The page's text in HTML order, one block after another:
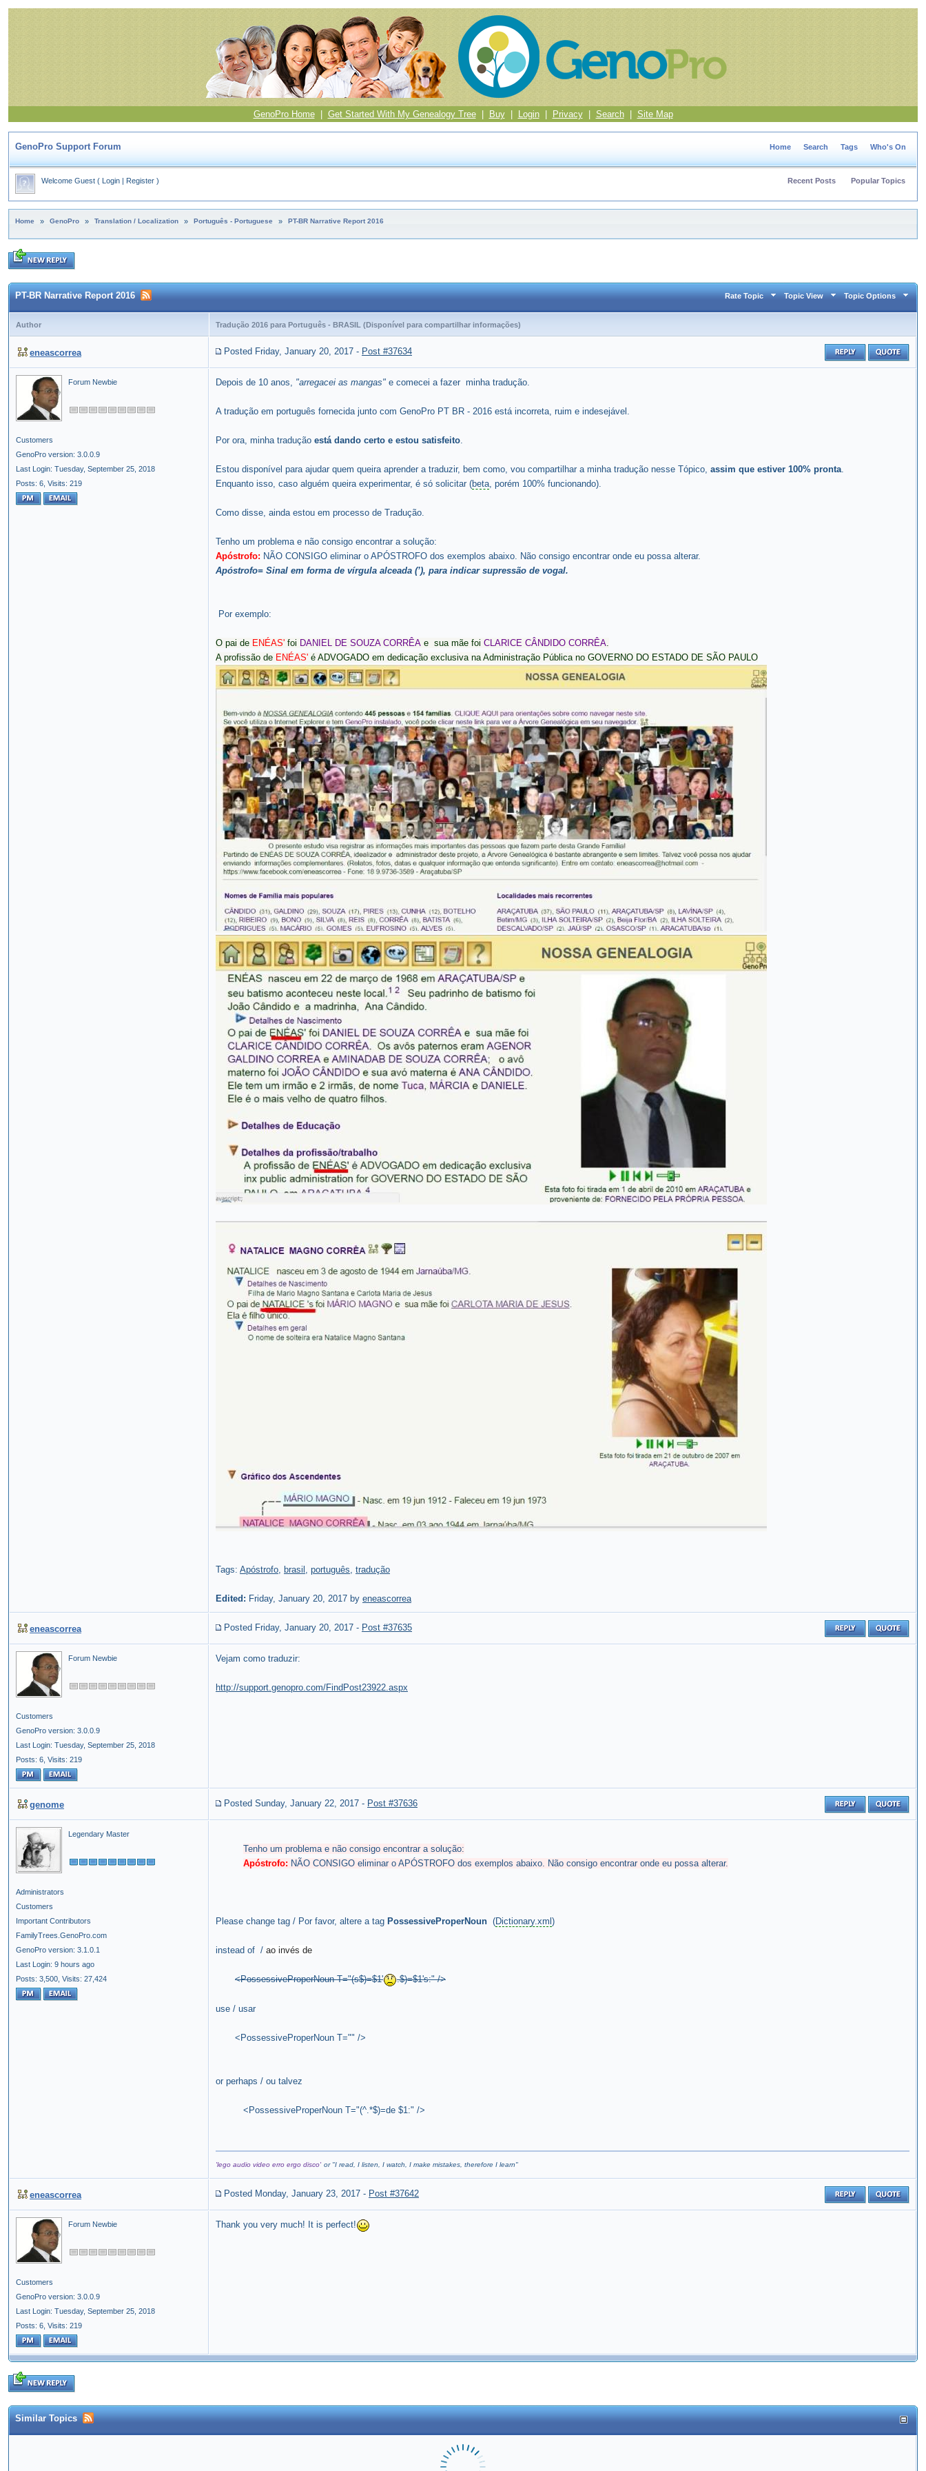
GenoPro Home| Get Started With My Genealogy Tree| Buy| Login| Privacy| Search| Site Map
GenoPro Support Forum Home Search Tags Who's On
Welcome Guest ( Login | Register ) Recent Posts Popular Topics
Home » GenoPro » Translation / Localization » Português - Portuguese » PT-BR Narrative Report 2016
PT-BR Narrative Report 2016 Rate Topic Topic View Topic Options
Author Tradução 2016 para Português - BRASIL (Disponível para compartilhar informações)
eneascorrea Posted Friday, January 20, 2017 - Post #37634
Forum Newbie
Customers
GenoPro version: 3.0.0.9
Last Login: Tuesday, September 25, 2018
Posts: 6, Visits: 219
Depois de 10 anos, "arregacei as mangas" e comecei a fazer minha tradução.
A tradução em português fornecida junto com GenoPro PT BR - 2016 está incorreta, ruim e indesejável.
Por ora, minha tradução está dando certo e estou satisfeito.
Estou disponível para ajudar quem queira aprender a traduzir, bem como, vou compartilhar a minha tradução nesse Tópico, assim que estiver 100% pronta.
Enquanto isso, caso alguém queira experimentar, é só solicitar (beta, porém 100% funcionando).
Como disse, ainda estou em processo de Tradução.
Tenho um problema e não consigo encontrar a solução:
Apóstrofo: NÃO CONSIGO eliminar o APÓSTROFO dos exemplos abaixo. Não consigo encontrar onde eu possa alterar.
Apóstrofo= Sinal em forma de vírgula alceada (’), para indicar supressão de vogal.
Por exemplo:
O pai de ENÉAS' foi DANIEL DE SOUZA CORRÊA e sua mãe foi CLARICE CÂNDIDO CORRÊA.
A profissão de ENÉAS' é ADVOGADO em dedicação exclusiva na Administração Pública no GOVERNO DO ESTADO DE SÃO PAULO
Tags: Apóstrofo, brasil , português, tradução
Edited: Friday, January 20, 2017 by eneascorrea
eneascorrea Posted Friday, January 20, 2017 - Post #37635
Forum Newbie
Customers
GenoPro version: 3.0.0.9
Last Login: Tuesday, September 25, 2018
Posts: 6, Visits: 219
Vejam como traduzir:
http://support.genopro.com/FindPost23922.aspx
genome Posted Sunday, January 22, 2017 - Post #37636
Legendary Master
Administrators
Customers
Important Contributors
FamilyTrees.GenoPro.com
GenoPro version: 3.1.0.1
Last Login: 9 hours ago
Posts: 3,500, Visits: 27,424
Tenho um problema e não consigo encontrar a solução:
Apóstrofo: NÃO CONSIGO eliminar o APÓSTROFO dos exemplos abaixo. Não consigo encontrar onde eu possa alterar.
Please change tag / Por favor, altere a tag PossessiveProperNoun (Dictionary.xml )
instead of / ao invés de
<PossessiveProperNoun T="(s$)=$1' .$)=$1's:" />
use / usar
<PossessiveProperNoun T="" />
or perhaps / ou talvez
<PossessiveProperNoun T="(^.*$)=de $1:" />
'lego audio video erro ergo disco' or "I read, I listen, I watch, I make mistakes, therefore I learn"
eneascorrea Posted Monday, January 23, 2017 - Post #37642
Forum Newbie
Customers
GenoPro version: 3.0.0.9
Last Login: Tuesday, September 25, 2018
Posts: 6, Visits: 219
Thank you very much! It is perfect!
Similar Topics